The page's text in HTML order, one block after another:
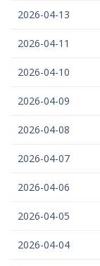
2026-04-13
2026-04-11
2026-04-10
2026-04-09
2026-04-08
2026-04-07
2026-04-06
2026-04-05
2026-04-04